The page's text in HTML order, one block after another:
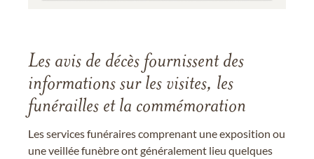
Les avis de décès fournissent des
informations sur les visites, les
funérailles et la commémoration
Les services funéraires comprenant une exposition ou
une veillée funèbre ont généralement lieu quelques